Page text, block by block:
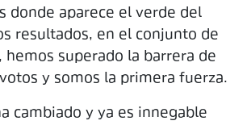
donde aparece el verde del
resultados, en el conjunto de
hemos superado la barrera de
y somos la primera fuerza.
cambiado y ya es innegable